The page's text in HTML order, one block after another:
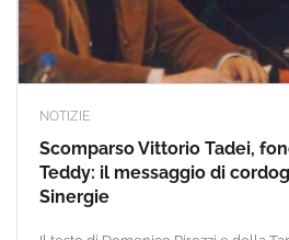
NOTIZIE
Scomparso Vittorio Tadei,
Teddy: il messaggio di
Sinergie